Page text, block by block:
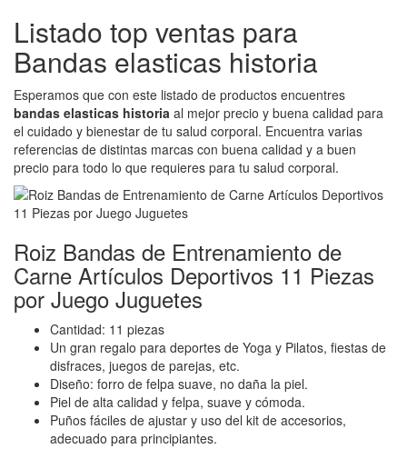
Listado top ventas para
Bandas elasticas historia
Esperamos que con este listado de productos encuentres
bandas elasticas historia al mejor precio y buena calidad para
el cuidado y bienestar de tu salud corporal. Encuentra varias
referencias de distintas marcas con buena calidad y a buen
precio para todo lo que requieres para tu salud corporal.
Roiz Bandas de Entrenamiento de
Carne Artículos Deportivos 11 Piezas
por Juego Juguetes
Cantidad: 11 piezas
Un gran regalo para deportes de Yoga y Pilatos, fiestas de
disfraces, juegos de parejas, etc.
Diseño: forro de felpa suave, no daña la piel.
Piel de alta calidad y felpa, suave y cómoda.
Puños fáciles de ajustar y uso del kit de accesorios,
adecuado para principiantes.